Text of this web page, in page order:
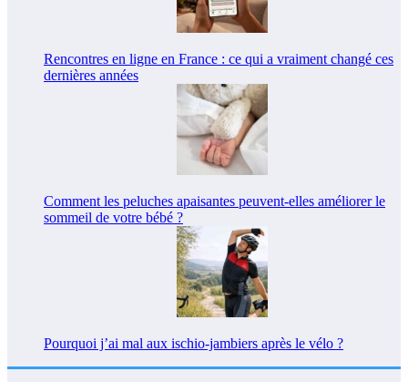
Rencontres en ligne en France : ce qui a vraiment changé ces
dernières années
Comment les peluches apaisantes peuvent-elles améliorer le
sommeil de votre bébé ?
Pourquoi j’ai mal aux ischio-jambiers après le vélo ?